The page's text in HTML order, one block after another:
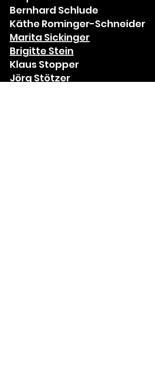
Bernhard Schlude
Käthe Rominger-Schneider
Marita Sickinger
Brigitte Stein
Klaus Stopper
Jörg Stötzer